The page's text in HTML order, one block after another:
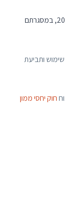
הצדדים מנהלים הליכים משפטיים משנת 2014, במסגרתם
ותביעת
חוק יחסי ממון